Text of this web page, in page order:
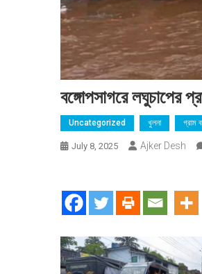
বঙ্গোপসাগরে লঘুচাপের
Uncategorized খুলনা গ্রাম
July 8, 2025 Ajker Desh